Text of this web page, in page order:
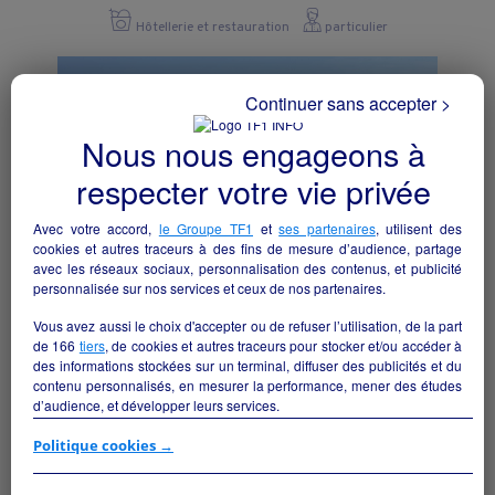
Hôtellerie et restauration particulier
Location cellule commerciale
Val-Couesnon - 35560
Nous nous engageons à
respecter votre vie privée
Avec votre accord, le Groupe TF1 etses partenaires, utilisent des
cookies et autres traceurs à des fins de mesure d’audience, partage
avec les réseaux sociaux, personnalisation des contenus, et publicité
personnalisée sur nos services et ceux de nos partenaires.
Vous avez aussi le choix d'accepter ou de refuser l’utilisation, de la part
de 166 tiers, de cookies et autres traceurs pour stocker et/ou accéder à
des informations stockées sur un terminal, diffuser des publicités et du
contenu personnalisés, en mesurer la performance, mener des études
d’audience, et développer leurs services.
Si vous continuez sans accepter, les fonctionnalités liées à la
Politique cookies →
Continuer sans accepter >